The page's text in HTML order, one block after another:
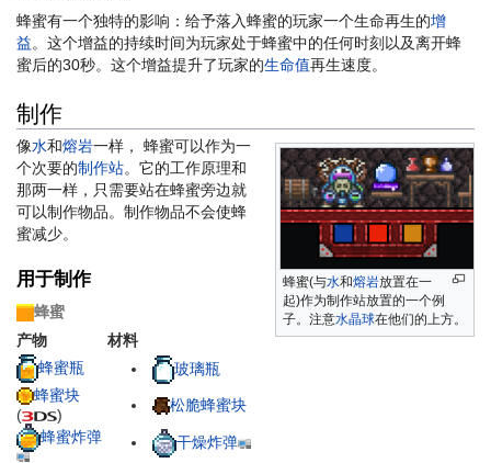
蜂蜜有一个独特的影响：给予落入蜂蜜的玩家一个生命再生的增
益。这个增益的持续时间为玩家处于蜂蜜中的任何时刻以及离开蜂
蜜后的30秒。这个增益提升了玩家的生命值再生速度。
制作
蜂蜜(与水和熔岩放置在一
起)作为制作站放置的一个例
子。注意水晶球在他们的上方。
像水和熔岩一样， 蜂蜜可以作为一
个次要的制作站。它的工作原理和
那两一样，只需要站在蜂蜜旁边就
可以制作物品。制作物品不会使蜂
蜜减少。
用于制作
蜂蜜
产物
材料
蜂蜜瓶
玻璃瓶
蜂蜜块
(
)
松脆蜂蜜块
蜂蜜炸弹
干燥炸弹